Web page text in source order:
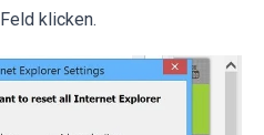
Feld klicken.